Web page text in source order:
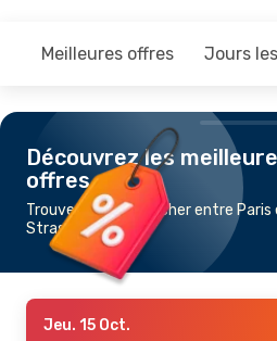
Meilleures offres Jours
Découvrez les
offres
Trouvez un vol pas cher entre Paris
Strasbourg
Jeu. 15 Oct.